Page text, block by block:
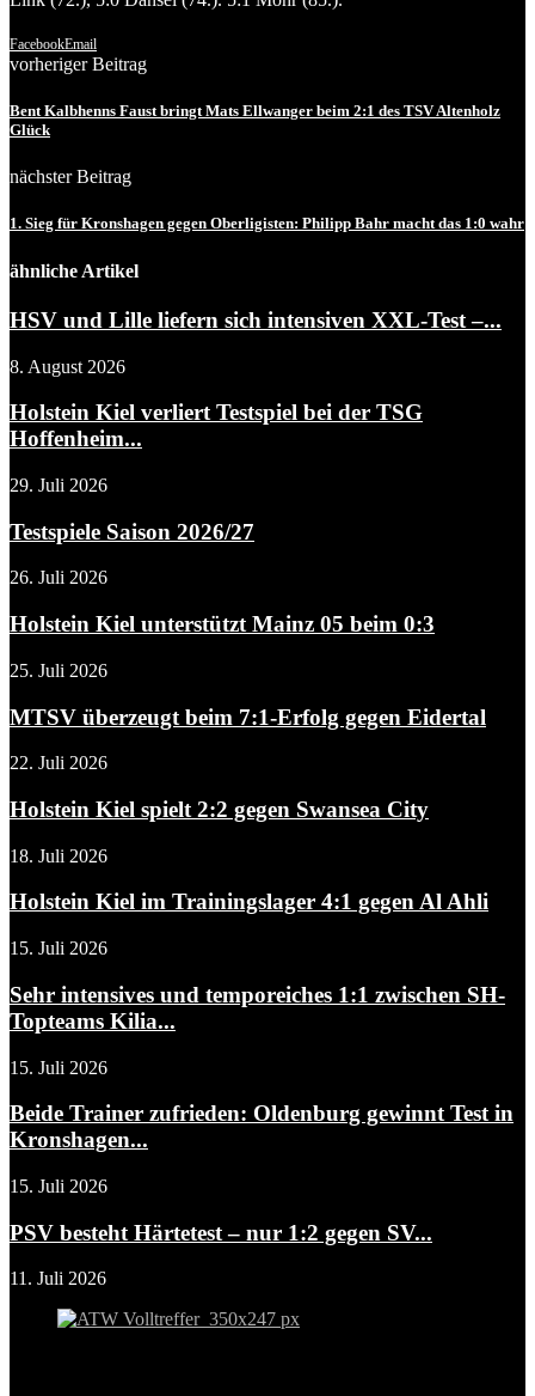
FacebookEmail
vorheriger Beitrag
Bent Kalbhenns Faust bringt Mats Ellwanger beim 2:1 des TSV Altenholz
Glück
nächster Beitrag
1. Sieg für Kronshagen gegen Oberligisten: Philipp Bahr macht das 1:0 wahr
ähnliche Artikel
HSV und Lille liefern sich intensiven XXL-Test –...
8. August 2026
Holstein Kiel verliert Testspiel bei der TSG
Hoffenheim...
29. Juli 2026
Testspiele Saison 2026/27
26. Juli 2026
Holstein Kiel unterstützt Mainz 05 beim 0:3
25. Juli 2026
MTSV überzeugt beim 7:1-Erfolg gegen Eidertal
22. Juli 2026
Holstein Kiel spielt 2:2 gegen Swansea City
18. Juli 2026
Holstein Kiel im Trainingslager 4:1 gegen Al Ahli
15. Juli 2026
Sehr intensives und temporeiches 1:1 zwischen SH-
Topteams Kilia...
15. Juli 2026
Beide Trainer zufrieden: Oldenburg gewinnt Test in
Kronshagen...
15. Juli 2026
PSV besteht Härtetest – nur 1:2 gegen SV...
11. Juli 2026